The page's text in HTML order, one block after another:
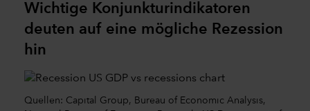
Wichtige Konjunkturindikatoren
deuten auf eine mögliche Rezession
hin
Quellen: Capital Group, Bureau of Economic Analysis,